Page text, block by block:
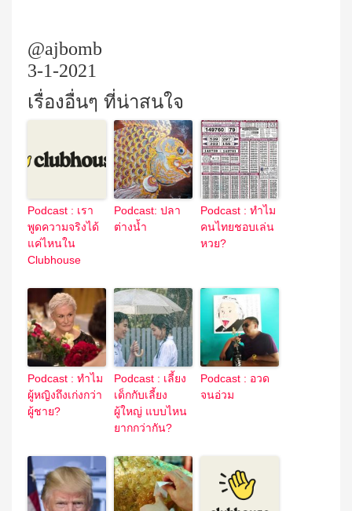
@ajbomb
3-1-2021
เรื่องอื่นๆ ที่น่าสนใจ
Podcast : เรา
พูดความจริงได้
แค่ไหนใน
Clubhouse
Podcast: ปลา
ต่างน้ำ
Podcast : ทำไม
คนไทยชอบเล่น
หวย?
Podcast : ทำไม
ผู้หญิงถึงเก่งกว่า
ผู้ชาย?
Podcast : เลี้ยง
เด็กกับเลี้ยง
ผู้ใหญ่ แบบไหน
ยากกว่ากัน?
Podcast : อวด
จนอ่วม